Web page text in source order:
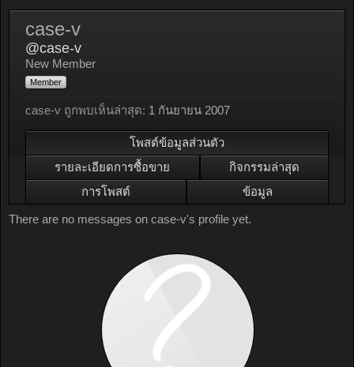
case-v
@case-v
New Member
Member
case-v ถูกพบเห็นล่าสุด: 1 กันยายน 2007
โพสต์ข้อมูลส่วนตัว
รายละเอียดการซื้อขาย
กิจกรรมล่าสุด
การโพสต์
ข้อมูล
There are no messages on case-v's profile yet.